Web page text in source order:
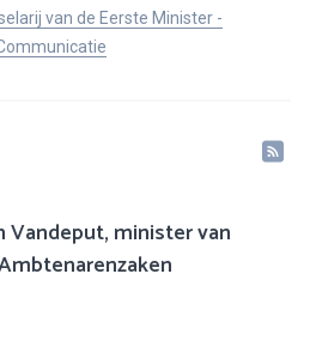
van de Eerste Minister -
Vandeput, minister van